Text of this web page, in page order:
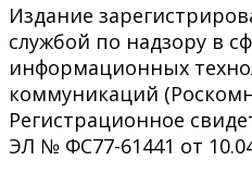
Издание
службой по надзору в
информационных
коммуникаций
Регистрационное
ЭЛ № ФС77-61441 от